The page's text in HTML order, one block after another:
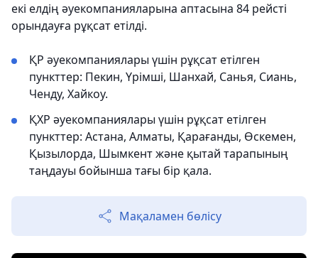
екі елдің әуекомпанияларына аптасына 84 рейсті
орындауға рұқсат етілді.
ҚР әуекомпаниялары үшін рұқсат етілген
пункттер: Пекин, Үрімші, Шанхай, Санья, Сиань,
Ченду, Хайкоу.
ҚХР әуекомпаниялары үшін рұқсат етілген
пункттер: Астана, Алматы, Қарағанды, Өскемен,
Қызылорда, Шымкент және қытай тарапының
таңдауы бойынша тағы бір қала.
Мақаламен бөлісу